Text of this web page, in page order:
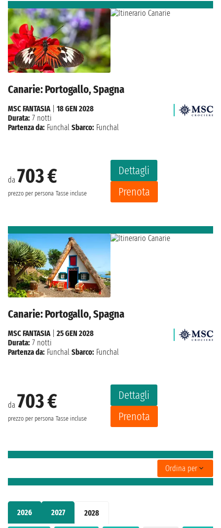
2026 2027 2028
Canarie: Portogallo, Spagna
da 703 €
prezzo per persona Tasse incluse
Dettagli
Prenota
MSC FANTASIA| 18 GEN 2028
Durata: 7 notti
Partenza da: Funchal Sbarco: Funchal
Canarie: Portogallo, Spagna
da 703 €
prezzo per persona Tasse incluse
Dettagli
Prenota
MSC FANTASIA| 25 GEN 2028
Durata: 7 notti
Partenza da: Funchal Sbarco: Funchal
Ordina per